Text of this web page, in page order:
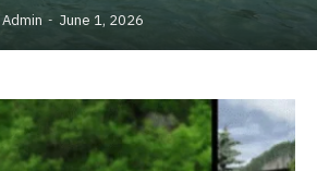
Admin June 1, 2026